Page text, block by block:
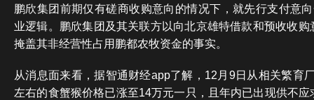
鹏欣集团前期仅有磋商收购意向的情况下，就先行支付意
业逻辑。鹏欣集团及其关联方以向北京雄特借款和预收收
掩盖其非经营性占用鹏都农牧资金的事实。
从消息面来看，据智通财经app了解，12月9日从相关繁育
左右的食蟹猴价格已涨至14万元一只，且年内已出现供不